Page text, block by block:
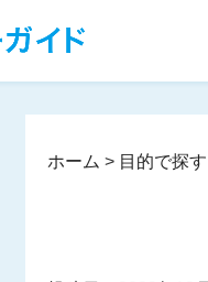
ホーム > 目的で探す